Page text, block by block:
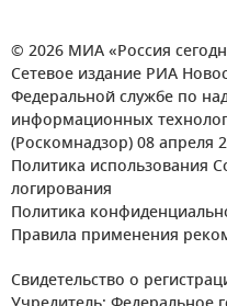
© 2026 МИА «Россия
Сетевое издание РИА
Федеральной службе по
информационных
(Роскомнадзор) 08 апреля
Политика использования
логирования
Политика
Правила применения
Свидетельство о